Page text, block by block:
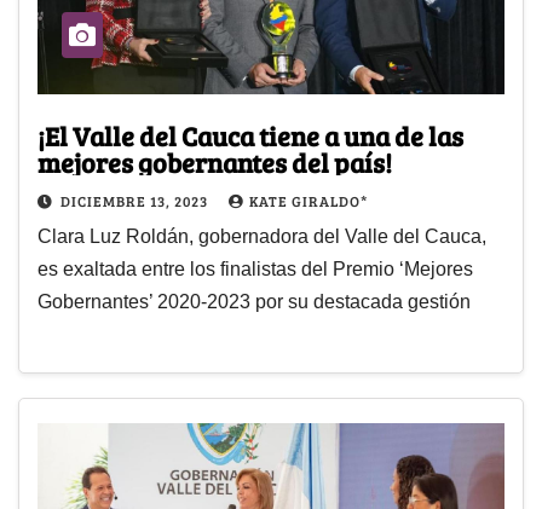
¡El Valle del Cauca tiene a una de las
mejores gobernantes del país!
DICIEMBRE 13, 2023 KATE GIRALDO*
Clara Luz Roldán, gobernadora del Valle del Cauca,
es exaltada entre los finalistas del Premio ‘Mejores
Gobernantes’ 2020-2023 por su destacada gestión